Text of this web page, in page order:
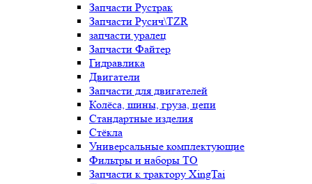
Запчасти Рустрак
Запчасти Русич\TZR
запчасти уралец
Запчасти Файтер
Гидравлика
Двигатели
Запчасти для двигателей
Колёса, шины, груза, цепи
Стандартные изделия
Стёкла
Универсальные комплектующие
Фильтры и наборы ТО
Запчасти к трактору XingTai